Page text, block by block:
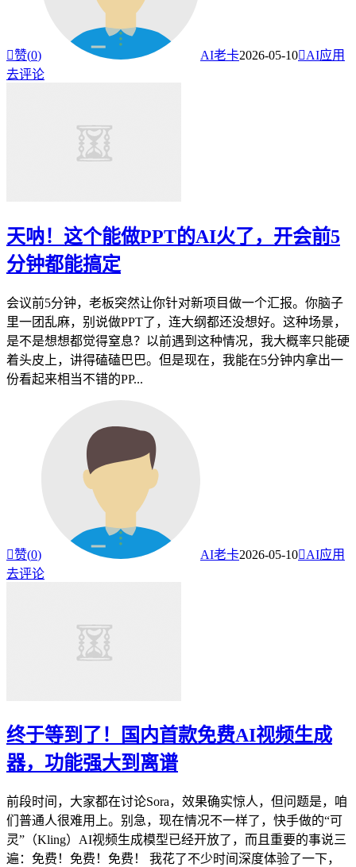
赞(0) AI老卡2026-05-10AI应用
去评论
天呐！这个能做PPT的AI火了，开会前5
分钟都能搞定
会议前5分钟，老板突然让你针对新项目做一个汇报。你脑子
里一团乱麻，别说做PPT了，连大纲都还没想好。这种场景，
是不是想想都觉得窒息？以前遇到这种情况，我大概率只能硬
着头皮上，讲得磕磕巴巴。但是现在，我能在5分钟内拿出一
份看起来相当不错的PP...
赞(0) AI老卡2026-05-10AI应用
去评论
终于等到了！国内首款免费AI视频生成
器，功能强大到离谱
前段时间，大家都在讨论Sora，效果确实惊人，但问题是，咱
们普通人很难用上。别急，现在情况不一样了，快手做的“可
灵”（Kling）AI视频生成模型已经开放了，而且重要的事说三
遍：免费！免费！免费！ 我花了不少时间深度体验了一下，